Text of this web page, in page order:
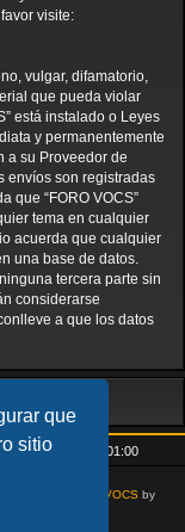
que
sitio
visite:
vulgar, difamatorio,
que pueda violar
está instalado o Leyes
y permanentemente
a su Proveedor de
envíos son registradas
que “FORO VOCS”
tema en cualquier
acuerda que cualquier
una base de datos.
tercera parte sin
considerarse
a que los datos
son UTC+01:00
VOCSby